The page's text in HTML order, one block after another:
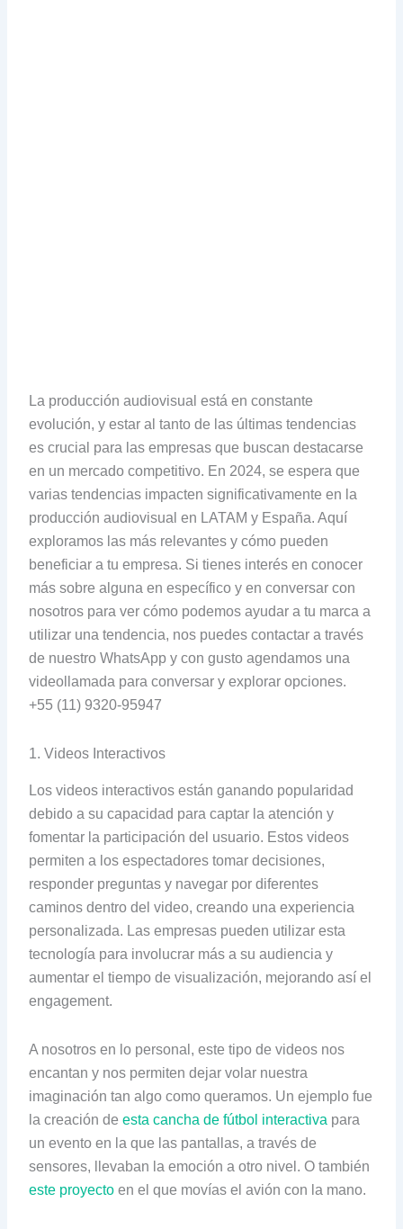
La producción audiovisual está en constante
evolución, y estar al tanto de las últimas tendencias
es crucial para las empresas que buscan destacarse
en un mercado competitivo. En 2024, se espera que
varias tendencias impacten significativamente en la
producción audiovisual en LATAM y España. Aquí
exploramos las más relevantes y cómo pueden
beneficiar a tu empresa. Si tienes interés en conocer
más sobre alguna en específico y en conversar con
nosotros para ver cómo podemos ayudar a tu marca a
utilizar una tendencia, nos puedes contactar a través
de nuestro WhatsApp y con gusto agendamos una
videollamada para conversar y explorar opciones.
+55 (11) 9320-95947
1. Videos Interactivos
Los videos interactivos están ganando popularidad
debido a su capacidad para captar la atención y
fomentar la participación del usuario. Estos videos
permiten a los espectadores tomar decisiones,
responder preguntas y navegar por diferentes
caminos dentro del video, creando una experiencia
personalizada. Las empresas pueden utilizar esta
tecnología para involucrar más a su audiencia y
aumentar el tiempo de visualización, mejorando así el
engagement.
A nosotros en lo personal, este tipo de videos nos
encantan y nos permiten dejar volar nuestra
imaginación tan algo como queramos. Un ejemplo fue
la creación deesta cancha de fútbol interactiva para
un evento en la que las pantallas, a través de
sensores, llevaban la emoción a otro nivel. O también
este proyectoen el que movías el avión con la mano.